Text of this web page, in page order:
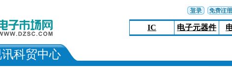
IC 电子元器件
科贸中心